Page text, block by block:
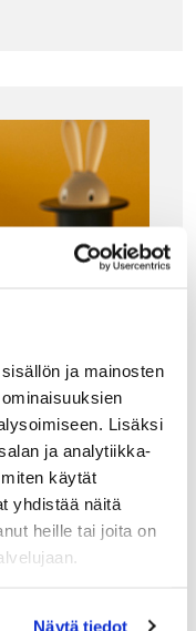
ja mainosten
Lisäksi
ja analytiikka-
käytät
yhdistää näitä
heille tai joita on
Näytä tiedot
1990-luvun